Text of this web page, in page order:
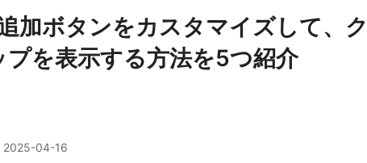
加ボタンをカスタマイズして、ク
を表示する方法を5つ紹介
2025-04-16